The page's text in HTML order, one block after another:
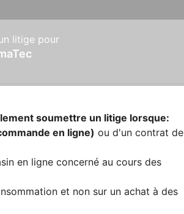
litige pour
soumettre un litige lorsque:
en ligne) ou d'un contrat de
en ligne concerné au cours des
et non sur un achat à des